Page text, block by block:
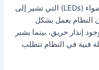
بجانب الشاشة، توجد مجموعة من الأضواء (LEDs) التي تشير إلى
النظام يعمل بشكل
إنذار حريق، بينما يشير
فنية في النظام تتطلب